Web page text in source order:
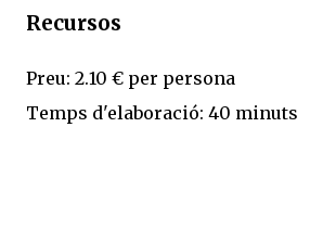
Recursos
Preu: 2.10 € per persona
Temps d'elaboració: 40 minuts